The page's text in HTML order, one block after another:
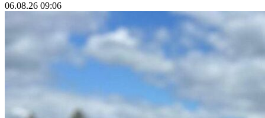
С 6 по 16 августа мотоциклисты будут находиться под
особым контролем ГАИ